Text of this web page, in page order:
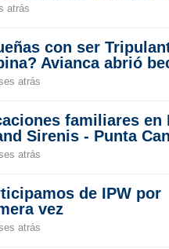
atrás
con ser
Avianca abrió
atrás
familiares en
Sirenis - Punta
atrás
de IPW por
vez
atrás